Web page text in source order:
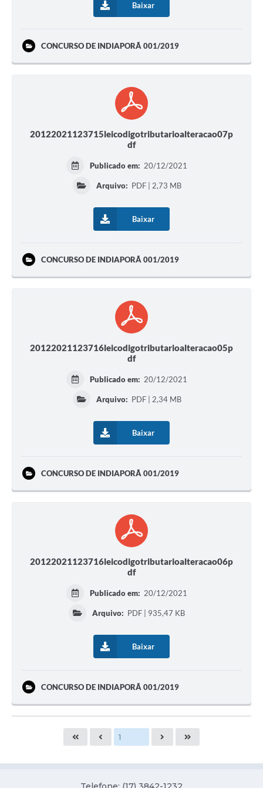
Baixar
CONCURSO DE INDIAPORÃ 001/2019
20122021123715leicodigotributarioalteracao07p
df
Publicado em: 20/12/2021
Arquivo: PDF | 2,73 MB
Baixar
CONCURSO DE INDIAPORÃ 001/2019
20122021123716leicodigotributarioalteracao05p
df
Publicado em: 20/12/2021
Arquivo: PDF | 2,34 MB
Baixar
CONCURSO DE INDIAPORÃ 001/2019
20122021123716leicodigotributarioalteracao06p
df
Publicado em: 20/12/2021
Arquivo: PDF | 935,47 KB
Baixar
CONCURSO DE INDIAPORÃ 001/2019